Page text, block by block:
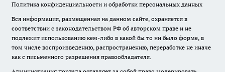
Политика конфиденциальности и обработки персональных данных
Вся информация, размещенная на данном сайте, охраняется в
соответствии с законодательством РФ об авторском праве и не
подлежит использованию кем-либо в какой бы то ни было форме, в
том числе воспроизведению, распространению, переработке не иначе
как с письменного разрешения правообладателя.